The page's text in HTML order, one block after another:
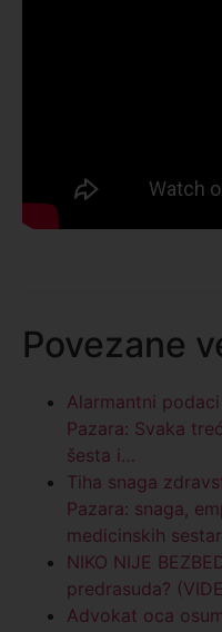
Povezane
Alarmantni
Pazara: Svaka
šesta i…
Tiha snaga
Pazara: snaga,
medicinskih
NIKO NIJE
predrasuda?
Advokat oca
Budite